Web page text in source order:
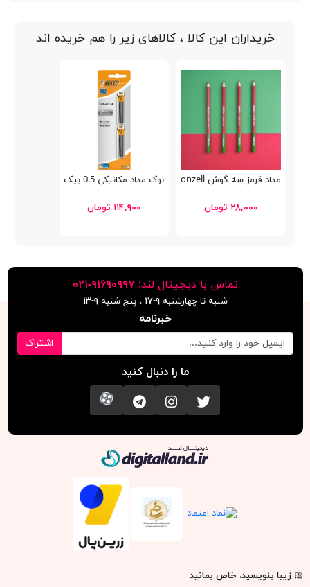
خریداران این کالا ، کالاهای زیر را هم خریده اند
مداد قرمز سه گوش Fonzell
۲۸,۰۰۰ تومان
نوک مداد مکانیکی 0.5 بیک Criterium
۱۱۴,۹۰۰ تومان
تماس با دیجیتال لند:٩١۶٩٠٩٩٧-٠٢١
شنبه تا چهارشنبه۹-۱۷ ، پنج شنبه۹-١٣
خبرنامه
اشتراک
ما را دنبال کنید
تویتر اینستاگرامکانال تلگرام
آپارات
🎀زیبا بنویسید، خاص بمانید